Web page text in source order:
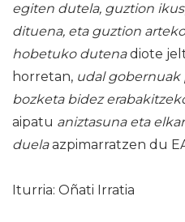
egiten dutela, guztion
dituena, eta guztion
hobetuko dutenadiote
horretan, udal gobernuak
bozketa bidez
aipatu aniztasuna eta
duelaazpimarratzen du
Iturria: Oñati Irratia